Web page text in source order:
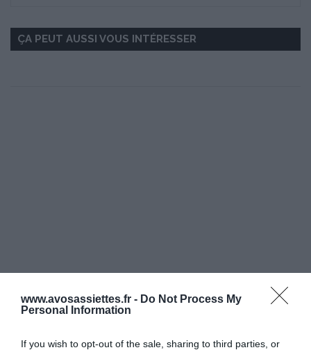
www.avosassiettes.fr - Do Not Process My
Personal Information
If you wish to opt-out of the sale, sharing to third parties, or
ÇA PEUT AUSSI VOUS INTÉRESSER